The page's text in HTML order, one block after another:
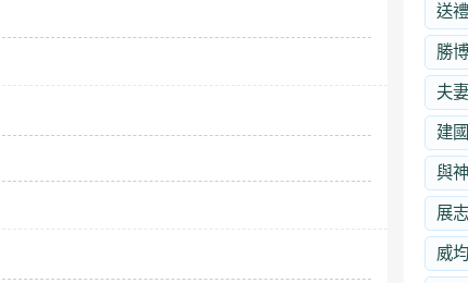
送禮
勝
夫
建
與
展
威